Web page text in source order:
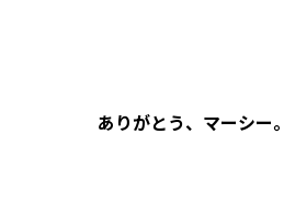
ありがとう、マーシー。